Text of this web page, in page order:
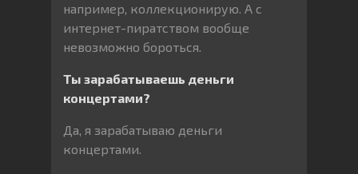
например, коллекционирую. А с
интернет-пиратством вообще
невозможно бороться.
Ты зарабатываешь деньги
концертами?
Да, я зарабатываю деньги
концертами.